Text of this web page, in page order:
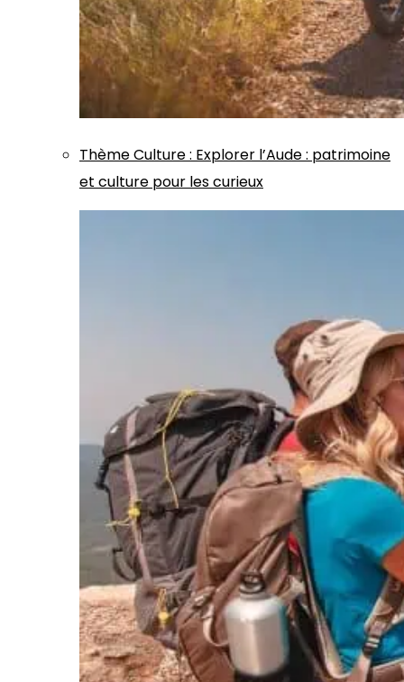
ThèmeCulture: Explorer l’Aude : patrimoine
et culture pour les curieux